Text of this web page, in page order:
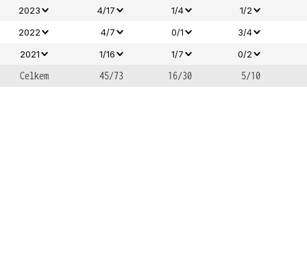
2023
4/17 1/4
1/2
2022
4/7 0/1
3/4
2021
1/16 1/7 0/2
Celkem 45/73 16/30 5/10